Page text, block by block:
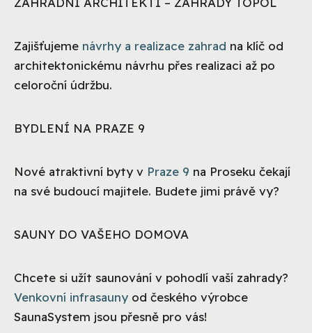
Zajišťujeme návrhy a realizace zahrad na klíč od
architektonickému návrhu přes realizaci až po
celoroční údržbu.
BYDLENÍ NA PRAZE 9
Nové atraktivní byty v Praze 9 na Proseku čekají
na své budoucí majitele. Budete jimi právě vy?
SAUNY DO VAŠEHO DOMOVA
Chcete si užít saunování v pohodlí vaší zahrady?
Venkovní infrasauny od českého výrobce
SaunaSystem jsou přesně pro vás!